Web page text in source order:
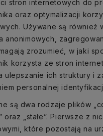
stron internetowych do
oraz optymalizacji
Używane są również
anonimowych,
zrozumieć, w jaki
korzysta ze stron
ulepszanie ich struktury i
personalnej
są dwa rodzaje plików
oraz „stałe”. Pierwsze z
które pozostają na